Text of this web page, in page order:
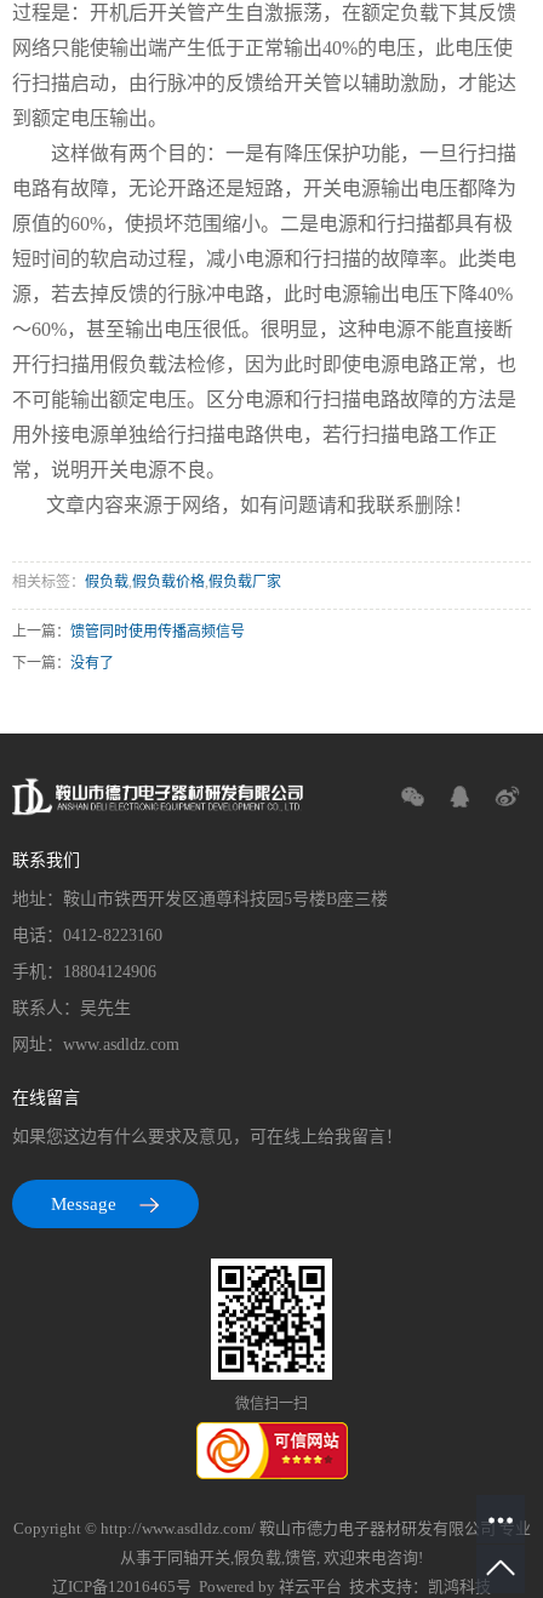
过程是：开机后开关管产生自激振荡，在额定负载下其反馈
网络只能使输出端产生低于正常输出40%的电压，此电压使
行扫描启动，由行脉冲的反馈给开关管以辅助激励，才能达
到额定电压输出。
这样做有两个目的：一是有降压保护功能，一旦行扫描
电路有故障，无论开路还是短路，开关电源输出电压都降为
原值的60%，使损坏范围缩小。二是电源和行扫描都具有极
短时间的软启动过程，减小电源和行扫描的故障率。此类电
源，若去掉反馈的行脉冲电路，此时电源输出电压下降40%
～60%，甚至输出电压很低。很明显，这种电源不能直接断
开行扫描用假负载法检修，因为此时即使电源电路正常，也
不可能输出额定电压。区分电源和行扫描电路故障的方法是
用外接电源单独给行扫描电路供电，若行扫描电路工作正
常，说明开关电源不良。
文章内容来源于网络，如有问题请和我联系删除！
相关标签： 假负载 假负载价格 假负载厂家
上一篇： 馈管同时使用传播高频信号
下一篇： 没有了
联系我们
地址：鞍山市铁西开发区通尊科技园5号楼B座三楼
电话：0412-8223160
手机：18804124906
联系人：吴先生
网址：www.asdldz.com
在线留言
如果您这边有什么要求及意见，可在线上给我留言！
Message
微信扫一扫
Copyright © http://www.asdldz.com/ 鞍山市德力电子器材研发有限公司 专业
从事于同轴开关 假负载 馈管 , 欢迎来电咨询!
辽ICP备12016465号 Powered by 祥云平台 技术支持： 凯鸿科技